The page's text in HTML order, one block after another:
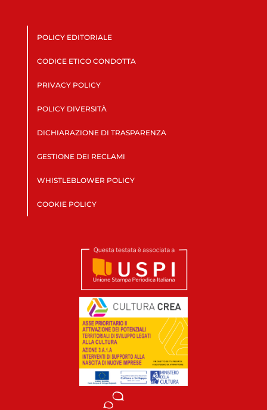
POLICY EDITORIALE
CODICE ETICO CONDOTTA
PRIVACY POLICY
POLICY DIVERSITÀ
DICHIARAZIONE DI TRASPARENZA
GESTIONE DEI RECLAMI
WHISTLEBLOWER POLICY
COOKIE POLICY